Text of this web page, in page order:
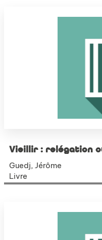
Vieillir : relégation
Guedj, Jérôme
Livre